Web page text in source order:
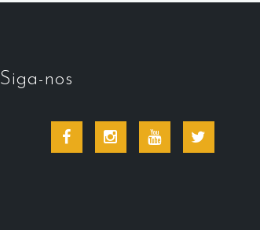
Siga-nos
Facebook InstagramYoutube